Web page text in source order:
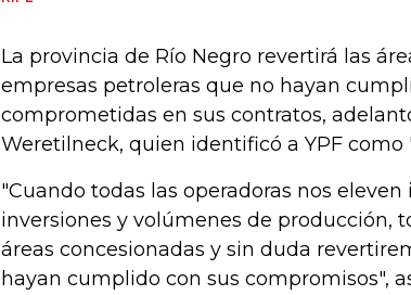
La provincia de Río Negro revertirá las
empresas petroleras que no hayan
comprometidas en sus contratos,
Weretilneck, quien identificó a YPF
"Cuando todas las operadoras nos
inversiones y volúmenes de producción,
áreas concesionadas y sin duda
hayan cumplido con sus compromisos",